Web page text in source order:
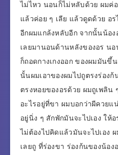
ไม่ไหว นอนก็ไม่หลับด้วย ผมค่
แล้วค่อย ๆ เลีย แล้วดูดด้วย อ
อีกผมแกล้งหลับอีก จากนั้นน้อ
เลยมานอนด้านหลังของอร น
ก็ถอดกางเกงออก ของผมมันขึ้
นั้นผมเอาของผมไปถูตรงร่อง
ตรงหอยของอรด้วย ผมถูเพลิ
อะไรอยู่ที่ขา ผมบอกว่าผีควยแ
อยู่นิ่ง ๆ สักพักมันจะไปเอง ใ
ไม่ต้องไปคิดแล้วมันจะไปเอง
เลยถู ที่ร่องขา ร่องก้นของน้อง